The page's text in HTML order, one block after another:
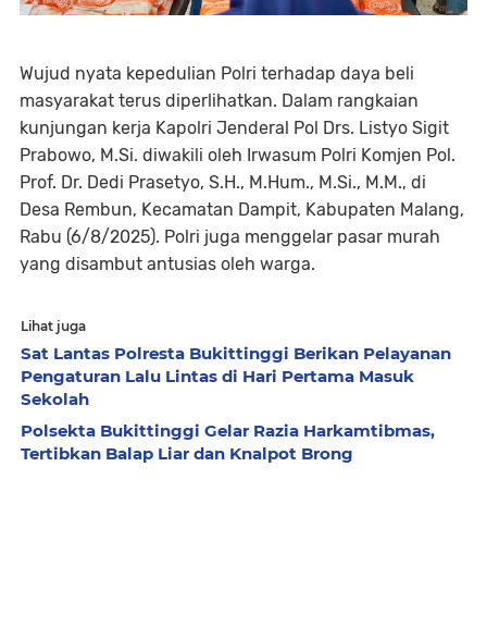
Wujud nyata kepedulian Polri terhadap daya beli
masyarakat terus diperlihatkan. Dalam rangkaian
kunjungan kerja Kapolri Jenderal Pol Drs. Listyo Sigit
Prabowo, M.Si. diwakili oleh Irwasum Polri Komjen Pol.
Prof. Dr. Dedi Prasetyo, S.H., M.Hum., M.Si., M.M., di
Desa Rembun, Kecamatan Dampit, Kabupaten Malang,
Rabu (6/8/2025). Polri juga menggelar pasar murah
yang disambut antusias oleh warga.
Lihat juga
Sat Lantas Polresta Bukittinggi Berikan Pelayanan
Pengaturan Lalu Lintas di Hari Pertama Masuk
Sekolah
Polsekta Bukittinggi Gelar Razia Harkamtibmas,
Tertibkan Balap Liar dan Knalpot Brong